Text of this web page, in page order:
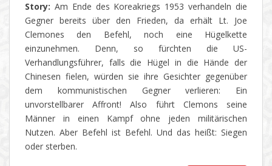
Story: Am Ende des Koreakriegs 1953 verhandeln die
Gegner bereits über den Frieden, da erhält Lt. Joe
Clemones den Befehl, noch eine Hügelkette
einzunehmen. Denn, so fürchten die US-
Verhandlungsführer, falls die Hügel in die Hände der
Chinesen fielen, würden sie ihre Gesichter gegenüber
dem kommunistischen Gegner verlieren: Ein
unvorstellbarer Affront! Also führt Clemons seine
Männer in einen Kampf ohne jeden militärischen
Nutzen. Aber Befehl ist Befehl. Und das heißt: Siegen
oder sterben.